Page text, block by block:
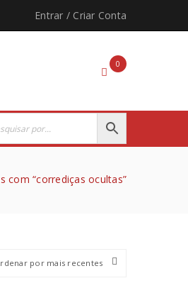
Entrar / Criar Conta
0
com “corrediças ocultas”
por mais recentes